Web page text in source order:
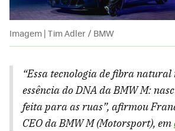
Imagem | Tim Adler / BMW
“Essa tecnologia de fibra
essência do DNA da BMW M:
feita para as ruas”, afirmou
CEO da BMW M (Motorsport), em